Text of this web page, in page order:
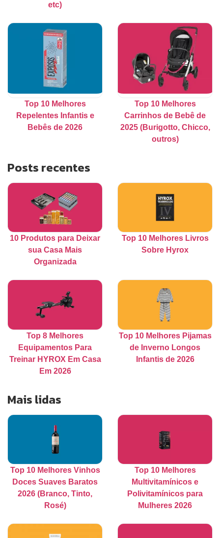
etc)
Top 10 Melhores
Repelentes Infantis e
Bebês de 2026
Top 10 Melhores
Carrinhos de Bebê de
2025 (Burigotto, Chicco,
outros)
Posts recentes
10 Produtos para Deixar
sua Casa Mais
Organizada
Top 10 Melhores Livros
Sobre Hyrox
Top 8 Melhores
Equipamentos Para
Treinar HYROX Em Casa
Em 2026
Top 10 Melhores Pijamas
de Inverno Longos
Infantis de 2026
Mais lidas
Top 10 Melhores Vinhos
Doces Suaves Baratos
2026 (Branco, Tinto,
Rosé)
Top 10 Melhores
Multivitamínicos e
Polivitamínicos para
Mulheres 2026